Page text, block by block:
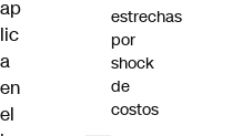
ap
lic
a
en
el
estrechas
por
shock
de
costos